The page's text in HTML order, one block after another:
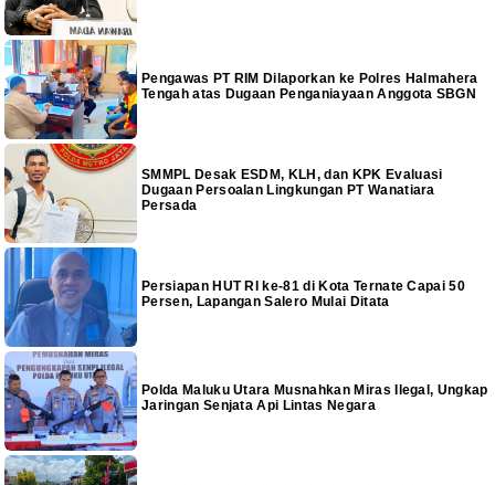
Pengawas PT RIM Dilaporkan ke Polres Halmahera
Tengah atas Dugaan Penganiayaan Anggota SBGN
SMMPL Desak ESDM, KLH, dan KPK Evaluasi
Dugaan Persoalan Lingkungan PT Wanatiara
Persada
Persiapan HUT RI ke-81 di Kota Ternate Capai 50
Persen, Lapangan Salero Mulai Ditata
Polda Maluku Utara Musnahkan Miras Ilegal, Ungkap
Jaringan Senjata Api Lintas Negara